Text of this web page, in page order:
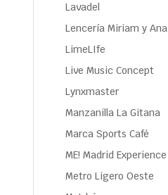
Lavadel
Lencería Miriam y Ana
LimeLIfe
Live Music Concept
Lynxmaster
Manzanilla La Gitana
Marca Sports Café
ME! Madrid Experience
Metro Ligero Oeste